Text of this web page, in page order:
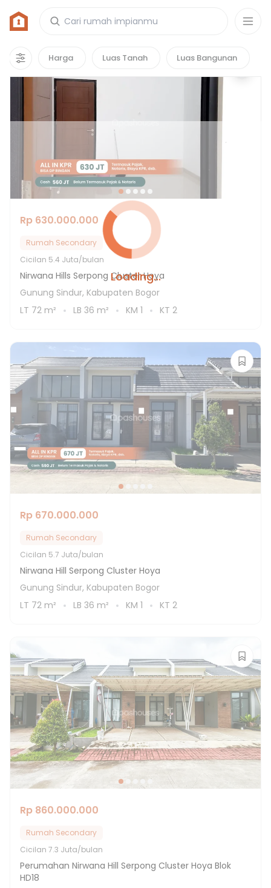
Harga Luas Tanah Luas Bangunan
Loading...
Rumah di Nirwana Hill
3properti
Rp 630.000.000
Rumah Secondary
Cicilan 5.4 Juta/bulan
Nirwana Hills Serpong Cluster Hoya
Gunung Sindur, Kabupaten Bogor
LT 72 m² LB 36 m² KM 1 KT 2
Rp 670.000.000
Rumah Secondary
Cicilan 5.7 Juta/bulan
Nirwana Hill Serpong Cluster Hoya
Gunung Sindur, Kabupaten Bogor
LT 72 m² LB 36 m² KM 1 KT 2
Rp 860.000.000
Rumah Secondary
Cicilan 7.3 Juta/bulan
Perumahan Nirwana Hill Serpong Cluster Hoya Blok
HD18